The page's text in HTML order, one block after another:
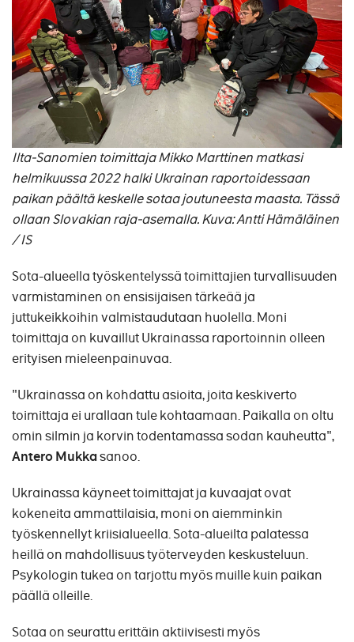
Ilta-Sanomien toimittaja Mikko Marttinen matkasi
helmikuussa 2022 halki Ukrainan raportoidessaan
paikan päältä keskelle sotaa joutuneesta maasta. Tässä
ollaan Slovakian raja-asemalla. Kuva: Antti Hämäläinen
/ IS
Sota-alueella työskentelyssä toimittajien turvallisuuden
varmistaminen on ensisijaisen tärkeää ja
juttukeikkoihin valmistaudutaan huolella. Moni
toimittaja on kuvaillut Ukrainassa raportoinnin olleen
erityisen mieleenpainuvaa.
"Ukrainassa on kohdattu asioita, joita keskiverto
toimittaja ei urallaan tule kohtaamaan. Paikalla on oltu
omin silmin ja korvin todentamassa sodan kauheutta",
Antero Mukkasanoo.
Ukrainassa käyneet toimittajat ja kuvaajat ovat
kokeneita ammattilaisia, moni on aiemminkin
työskennellyt kriisialueella. Sota-alueilta palatessa
heillä on mahdollisuus työterveyden keskusteluun.
Psykologin tukea on tarjottu myös muille kuin paikan
päällä olleille.
Sotaa on seurattu erittäin aktiivisesti myös